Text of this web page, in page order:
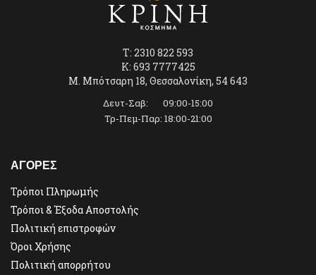
T: 2310 822 593
K: 693 7777425
Μ. Μπότσαρη 18, Θεσσαλονίκη, 54 643
Δευτ-Σαβ: 09:00-15:00
Τρ-Πεμ-Παρ: 18:00-21:00
ΑΓΟΡΕΣ
Τρόποι Πληρωμής
Τρόποι & Έξοδα Αποστολής
Πολιτική επιστροφών
Όροι Χρήσης
Πολιτική απορρήτου